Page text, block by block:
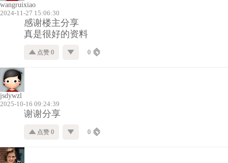
wangruixiao
2024-11-27 15:06:30
感谢楼主分享
真是很好的资料
点赞 0 0
jsdywzl
2025-10-16 09:24:39
谢谢分享
点赞 0 0